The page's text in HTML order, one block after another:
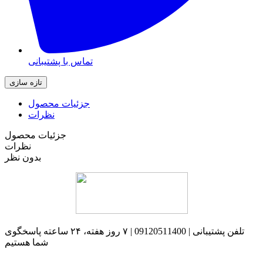
تماس با پشتیبانی
جزئیات محصول
نظرات
جزئیات محصول
نظرات
بدون نظر
تلفن پشتیبانی | 09120511400 | ۷ روز هفته، ۲۴ ساعته پاسخگوی
شما هستیم